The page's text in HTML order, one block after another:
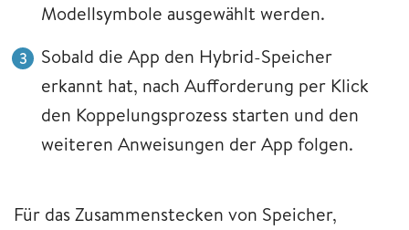
Modellsymbole ausgewählt werden.
Sobald die App den Hybrid-Speicher
erkannt hat, nach Aufforderung per Klick
den Koppelungsprozess starten und den
weiteren Anweisungen der App folgen.
Für das Zusammenstecken von Speicher,